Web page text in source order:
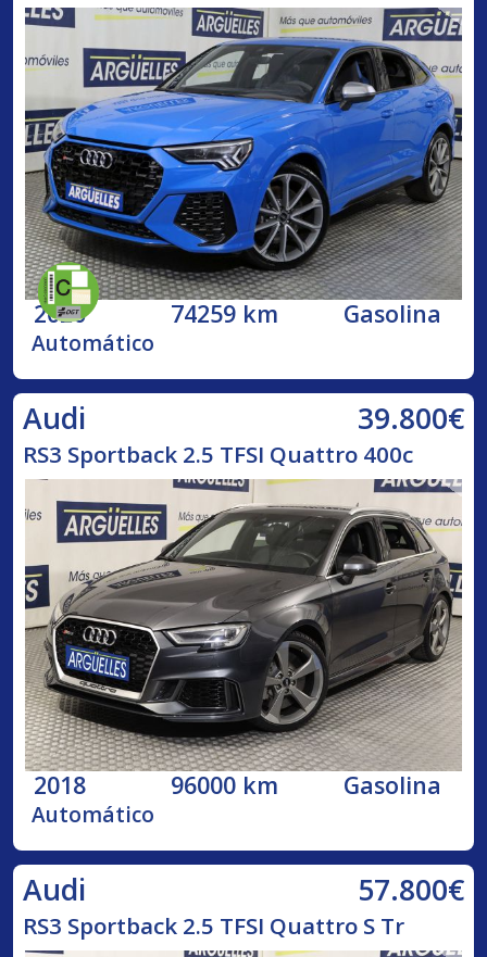
2020 74259 km Gasolina
Automático
Audi 39.800€
RS3 Sportback 2.5 TFSI Quattro 400c
2018 96000 km Gasolina
Automático
Audi 57.800€
RS3 Sportback 2.5 TFSI Quattro S Tr